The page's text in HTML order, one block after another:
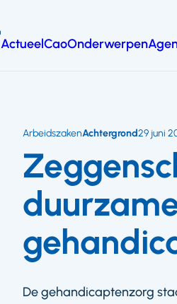
ActueelCaoOnderwerpen
ArbeidszakenAchtergrond29 juni
De gehandicaptenzorg